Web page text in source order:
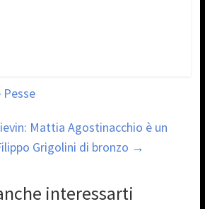
Pesse
Mattia Agostinacchio è un
Grigolini di bronzo →
interessarti